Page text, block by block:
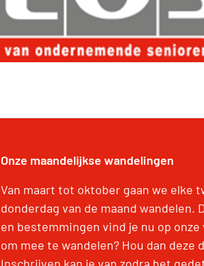
Onze maandelijkse wandelingen
Van maart tot oktober gaan we elke
donderdag van de maand wandelen.
en bestemmingen vind je nu op
om mee te wandelen? Hou dan deze